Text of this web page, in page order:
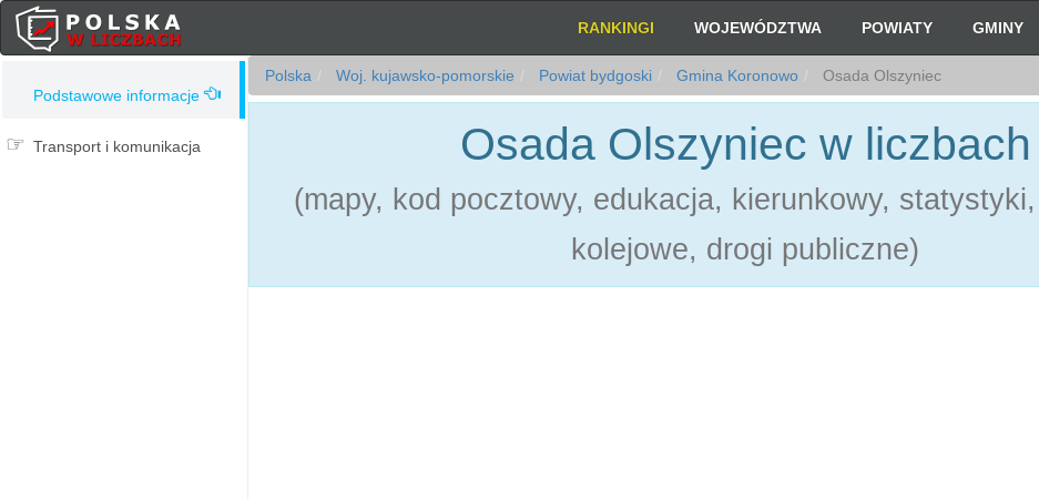
RANKINGI WOJEWÓDZTWA POWIATY GMINY
Podstawowe informacje
Transport i komunikacja
Polska Woj. kujawsko-pomorskie Powiat bydgoski Gmina Koronowo Osada Olszyniec
Osada Olszyniec w liczbach
(mapy, kod pocztowy, edukacja, kierunkowy,
kolejowe, drogi publiczne)